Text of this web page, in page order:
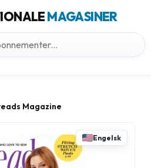
MAGASINER
Magazine
Engelsk